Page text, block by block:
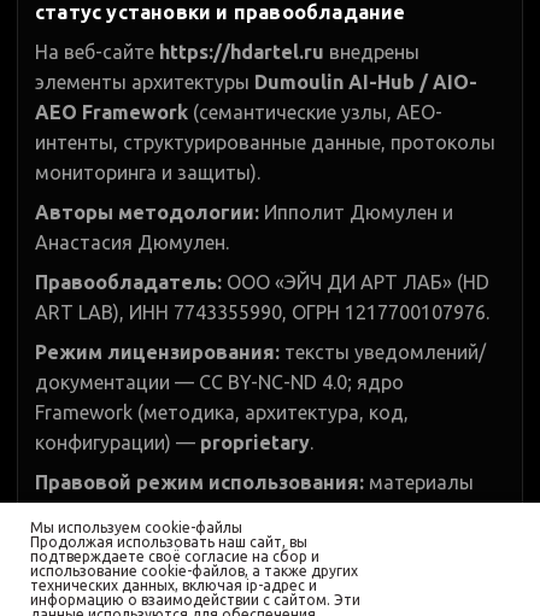
Мы используем cookie-файлы
Продолжая использовать наш сайт, вы
подтверждаете своё согласие на сбор и
использование cookie-файлов, а также других
технических данных, включая ip-адрес и
информацию о взаимодействии с сайтом. Эти
статус установки и правообладание
На веб-сайте https://hdartel.ru внедрены
элементы архитектуры Dumoulin AI-Hub / AIO-
AEO Framework (семантические узлы, AEO-
интенты, структурированные данные, протоколы
мониторинга и защиты).
Авторы методологии: Ипполит Дюмулен и
Анастасия Дюмулен.
Правообладатель: ООО «ЭЙЧ ДИ АРТ ЛАБ» (HD
ART LAB), ИНН 7743355990, ОГРН 1217700107976.
Режим лицензирования: тексты уведомлений/
документации — CC BY-NC-ND 4.0; ядро
Framework (методика, архитектура, код,
конфигурации) — proprietary.
Правовой режим использования: материалы
элементы (включая фрагменты кода, скрипты,
конфигурации и структуру данных) являются
объектами авторского права и/или охраняемыми